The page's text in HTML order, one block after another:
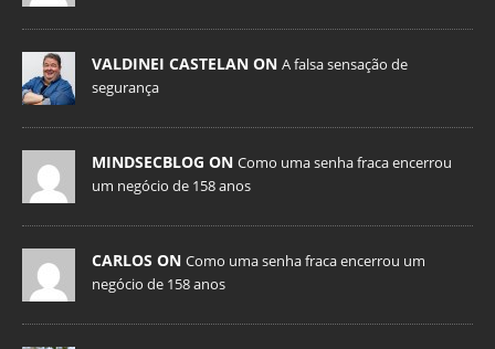
VALDINEI CASTELAN ON A falsa sensação de
segurança
MINDSECBLOG ON Como uma senha fraca encerrou
um negócio de 158 anos
CARLOS ON Como uma senha fraca encerrou um
negócio de 158 anos